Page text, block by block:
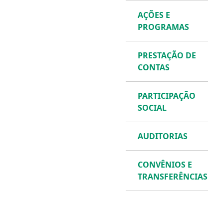
AÇÕES E
PROGRAMAS
PRESTAÇÃO DE
CONTAS
PARTICIPAÇÃO
SOCIAL
AUDITORIAS
CONVÊNIOS E
TRANSFERÊNCIAS